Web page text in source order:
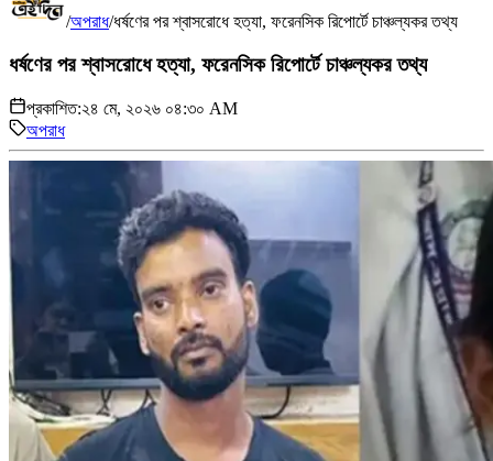
/অপরাধ/ধর্ষণের পর শ্বাসরোধে হত্যা, ফরেনসিক রিপোর্টে চাঞ্চল্যকর তথ্য
ধর্ষণের পর শ্বাসরোধে হত্যা, ফরেনসিক রিপোর্টে চাঞ্চল্যকর তথ্য
প্রকাশিত:২৪ মে, ২০২৬ ০৪:৩০ AM
অপরাধ